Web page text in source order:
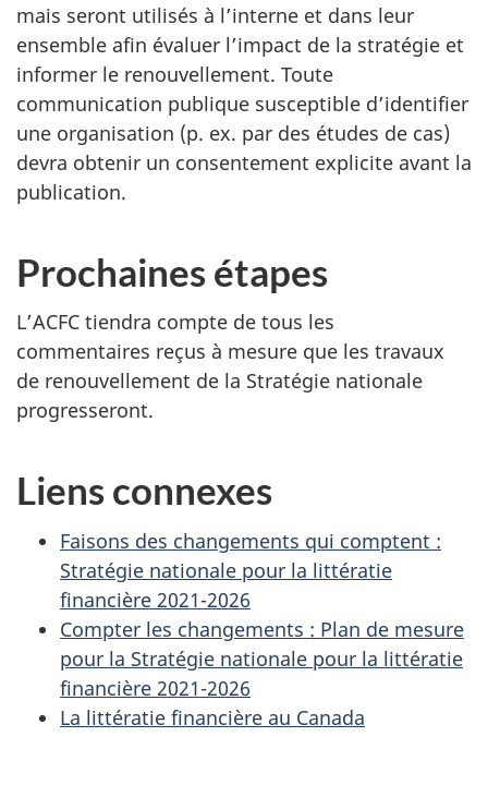
mais seront utilisés à l’interne et dans leur
ensemble afin évaluer l’impact de la stratégie et
informer le renouvellement. Toute
communication publique susceptible d’identifier
une organisation (p. ex. par des études de cas)
devra obtenir un consentement explicite avant la
publication.
Prochaines étapes
L’ACFC tiendra compte de tous les
commentaires reçus à mesure que les travaux
de renouvellement de la Stratégie nationale
progresseront.
Liens connexes
Faisons des changements qui comptent :
Stratégie nationale pour la littératie
financière 2021-2026
Compter les changements : Plan de mesure
pour la Stratégie nationale pour la littératie
financière 2021-2026
La littératie financière au Canada